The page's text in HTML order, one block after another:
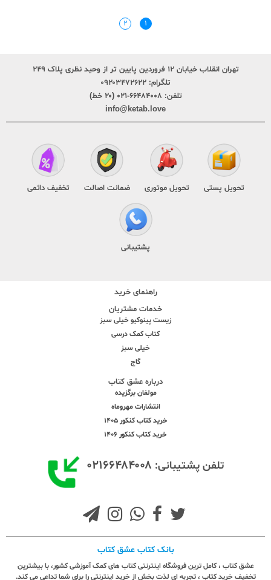
۱ ۲
تهران انقلاب خیابان ۱۲ فروردین پایین تر از وحید نظری پلاک ۲۴۹
تلگرام: ۰۹۲۰۳۴۷۲۶۲۲
تلفن: ۶۶۴۸۴۰۰۸-۰۲۱ (۲۰ خط)
info@ketab.love
تحویل پستی تحویل موتوری ضمانت اصالت تخفیف دائمی
پشتیبانی
راهنمای خرید
خدمات مشتریان
زیست پینوکیو خیلی سبز
کتاب کمک درسی
خیلی سبز
گاج
درباره عشق کتاب
مولفان برگزیده
انتشارات مهروماه
خرید کتاب کنکور 1405
خرید کتاب کنکور 1406
تلفن پشتیبانی: ۰۲۱۶۶۴۸۴۰۰۸
بانک کتاب عشق کتاب
عشق کتاب ، کامل ترین فروشگاه اینترنتی کتاب های کمک آموزشی کشور، با بیشترین
تخفیف خرید کتاب ، تجربه ای لذت بخش از خرید اینترنتی را برای شما تداعی می کند.